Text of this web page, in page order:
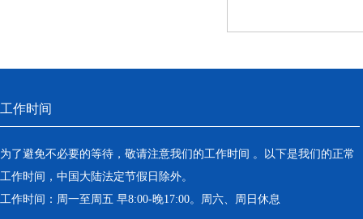
工作时间
为了避免不必要的等待，敬请注意我们的工作时间 。以下是我们的正常
工作时间，中国大陆法定节假日除外。
工作时间：周一至周五 早8:00-晚17:00。周六、周日休息